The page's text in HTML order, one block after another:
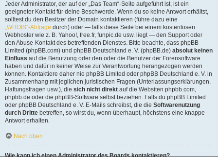
Jeder Administrator, der auf der „Das Team“-Seite aufgeführt ist, ist ein
geeigneter Kontakt für deine Beschwerde. Wenn du so keine Antwort erhältst,
solltest du den Besitzer der Domain kontaktieren (führe dazu eine
„WHOIS“-Abfrage durch) oder — falls diese Seite bei einem kostenlosen
Webhoster wie z. B. Yahoo!, free.fr, funpic.de usw. liegt — den Support oder
den Abuse-Kontakt des betreffenden Dienstes. Bitte beachte, dass phpBB
Limited (phpBB.com) und phpBB Deutschland e. V. (phpBB.de) absolut keinen
Einfluss auf die Benutzung oder den oder die Benutzer der Forensoftware
haben und dafür in keiner Weise zur Verantwortung herangezogen werden
können. Kontaktiere daher nie phpBB Limited oder phpBB Deutschland e. V. in
Zusammenhang mit jeglichen juristischen Fragen (Unterlassungserklärungen,
Haftungsfragen usw.), die sich nicht direkt auf die Websiten phpbb.com,
phpbb.de oder die phpBB-Software selbst beziehen. Falls du phpBB Limited
oder phpBB Deutschland e. V. E-Mails schreibst, die die Softwarenutzung
durch Dritte betreffen, so wirst du, wenn überhaupt, höchstens eine knappe
Antwort erhalten.
Nach oben
Wie kann ich einen Administrator des Boards kontaktieren?